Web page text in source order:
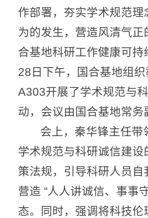
作部署，夯实学术规范
为的发生，营造风清气正
合基地科研工作健康可持
28日下午，国合基地组
A303开展了学术规范与
动，会议由国合基地常务
会上，秦华锋主任带
学术规范与科研诚信建
策法规，引导科研人员自
营造 “人人讲诚信、事事
态。同时，强调将科技